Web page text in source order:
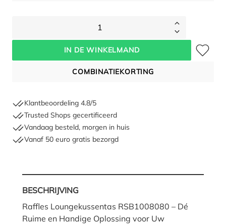
1
IN DE WINKELMAND
COMBINATIEKORTING
Klantbeoordeling 4.8/5
Trusted Shops gecertificeerd
Vandaag besteld, morgen in huis
Vanaf 50 euro gratis bezorgd
BESCHRIJVING
Raffles Loungekussentas RSB1008080 – Dé
Ruime en Handige Oplossing voor Uw